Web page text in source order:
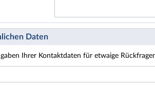
Daten
Ihrer Kontaktdaten für etwaige